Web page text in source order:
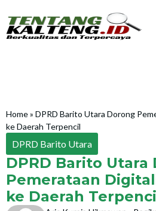
Home» DPRD Barito Utara Dorong
ke Daerah Terpencil
DPRD Barito Utara
DPRD Barito Utara
Pemerataan
ke Daerah